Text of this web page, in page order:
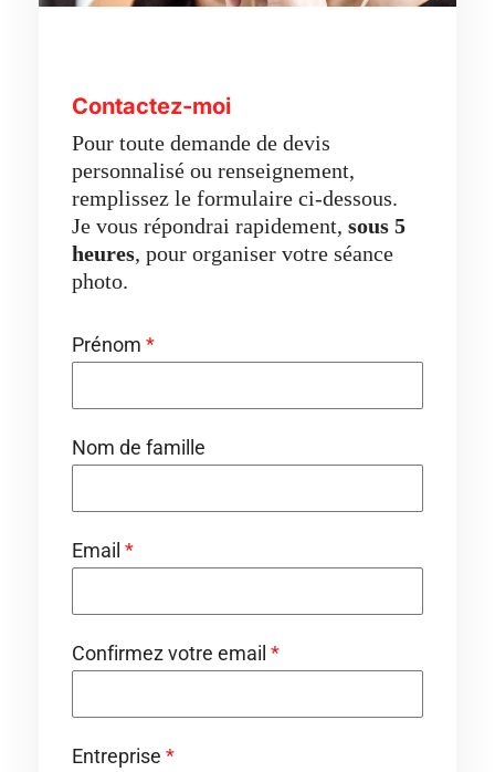
Contactez-moi
Pour toute demande de devis
personnalisé ou renseignement,
remplissez le formulaire ci-dessous.
Je vous répondrai rapidement, sous 5
heures, pour organiser votre séance
photo.
Prénom *
Nom de famille
Email *
Confirmez votre email *
Entreprise *